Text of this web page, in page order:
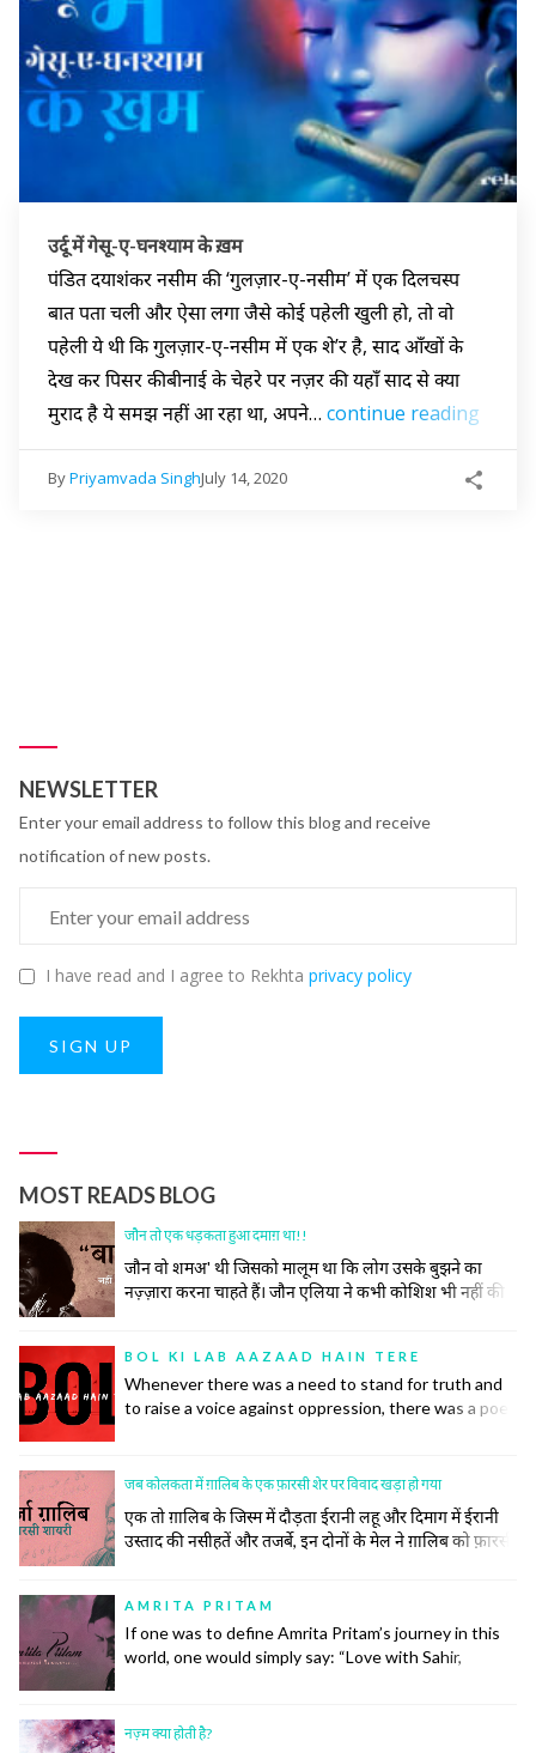
उर्दू में गेसू-ए-घनश्याम के ख़म
पंडित दयाशंकर नसीम की ‘गुलज़ार-ए-नसीम’ में एक दिलचस्प
बात पता चली और ऐसा लगा जैसे कोई पहेली खुली हो, तो वो
पहेली ये थी कि गुलज़ार-ए-नसीम में एक शे’र है, साद आँखों के
देख कर पिसर कीबीनाई के चेहरे पर नज़र की यहाँ साद से क्या
मुराद है ये समझ नहीं आ रहा था, अपने… continue reading
ByPriyamvada SinghJuly 14, 2020
NEWSLETTER
Enter your email address to follow this blog and receive
notification of new posts.
I have read and I agree to Rekhta privacy policy
SIGN UP
MOST READS BLOG
जौन तो एक धड़कता हुआ दमाग़ था!!
जौन वो शमअ' थी जिसको मालूम था कि लोग उसके बुझने का
नज़्ज़ारा करना चाहते हैं। जौन एलिया ने कभी कोशिश भी नहीं की
महफ़िल रो दिया।
BOL KI LAB AAZAAD HAIN TERE
Whenever there was a need to stand for truth and
to raise a voice against oppression, there was a poet
did not, however, come easily to the poets.
जब कोलकता में ग़ालिब के एक फ़ारसी शेर पर विवाद खड़ा हो गया
एक तो ग़ालिब के जिस्म में दौड़ता ईरानी लहू और दिमाग में ईरानी
उस्ताद की नसीहतें और तजर्बे, इन दोनों के मेल ने ग़ालिब को फ़ारसी
समझने का अंदाज तक ख़ालिस ईरानी हो गया।
AMRITA PRITAM
If one was to define Amrita Pritam’s journey in this
world, one would simply say: “Love with Sahir,
नज़्म क्या होती है?